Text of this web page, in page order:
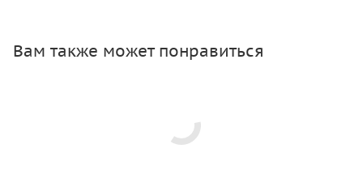
Вам также может понравиться